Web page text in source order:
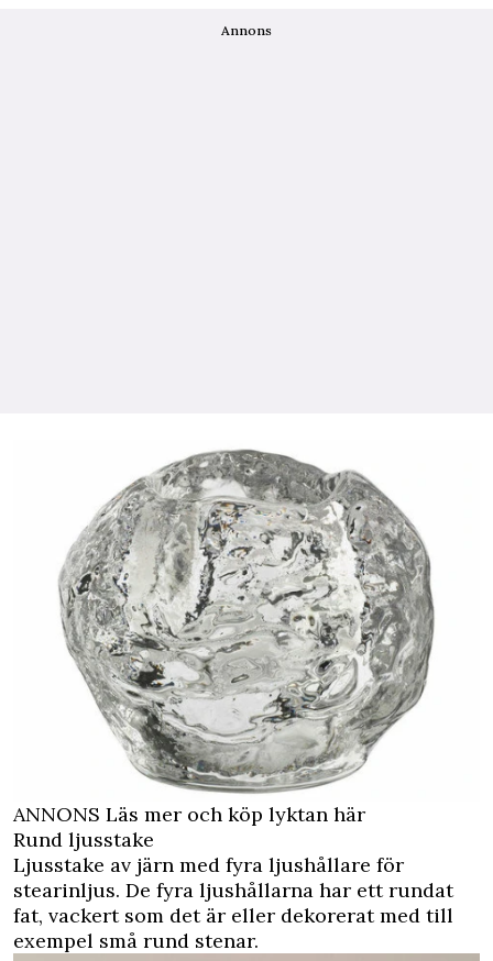
Annons
ANNONS Läs mer och köp lyktan här
Rund ljusstake
Ljusstake av järn med fyra ljushållare för
stearinljus. De fyra ljushållarna har ett rundat
fat, vackert som det är eller dekorerat med till
exempel små rund stenar.